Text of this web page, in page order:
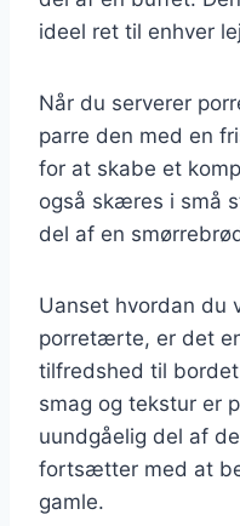
ideel ret til enhver
Når du serverer
parre den med en
for at skabe et
også skæres i små
del af en
Uanset hvordan du
porretærte, er det
tilfredshed til
smag og tekstur er
uundgåelig del af
fortsætter med at
gamle.